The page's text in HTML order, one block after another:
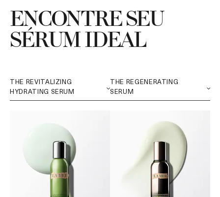
ENCONTRE SEU
SÉRUM IDEAL